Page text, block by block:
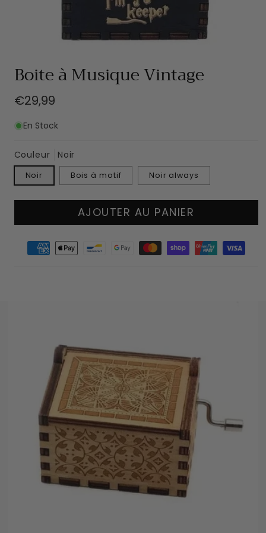
média
1
une
Boite à Musique Vintage
Prix
€29,99
En Stock
Couleur Noir
Noir Bois à motif Noir always
AJOUTER AU PANIER
Moyens